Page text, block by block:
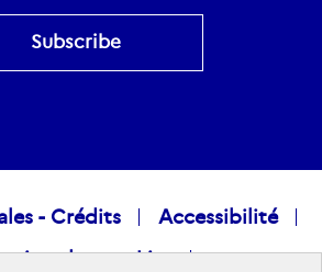
- Crédits
Accessibilité
des cookies